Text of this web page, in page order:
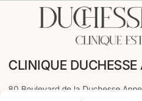
CLINIQUE
80 Boulevard de la Duchesse Anne